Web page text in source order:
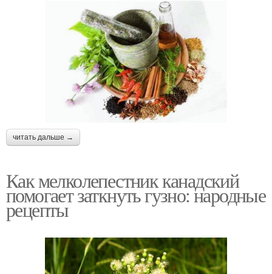
читать дальше →
Как мелколепестник канадский
помогает заткнуть гузно: народные
рецепты